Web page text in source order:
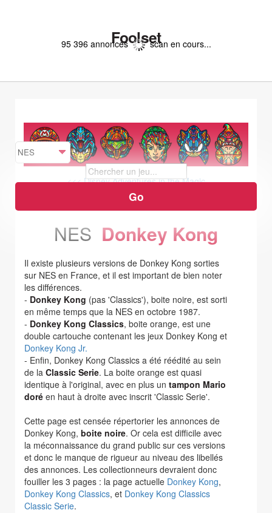
Foolset
95 396 annonces scan en cours...
<<< Disney Adventures in the Magic
NES Donkey Kong
Il existe plusieurs versions de Donkey Kong sorties
sur NES en France, et il est important de bien noter
les différences.
- Donkey Kong (pas 'Classics'), boite noire, est sorti
en même temps que la NES en octobre 1987.
- Donkey Kong Classics, boite orange, est une
double cartouche contenant les jeux Donkey Kong et
Donkey Kong Jr.
- Enfin, Donkey Kong Classics a été réédité au sein
de la Classic Serie. La boite orange est quasi
identique à l'original, avec en plus un tampon Mario
doré en haut à droite avec inscrit 'Classic Serie'.
Cette page est censée répertorier les annonces de
Donkey Kong, boite noire. Or cela est difficile avec
la méconnaissance du grand public sur ces versions
et donc le manque de rigueur au niveau des libellés
des annonces. Les collectionneurs devraient donc
fouiller les 3 pages : la page actuelle Donkey Kong,
Donkey Kong Classics, et Donkey Kong Classics
Classic Serie.